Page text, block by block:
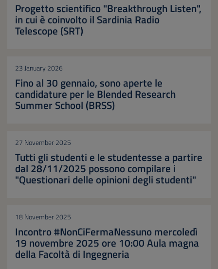
Progetto scientifico "Breakthrough Listen",
in cui è coinvolto il Sardinia Radio
Telescope (SRT)
23 January 2026
Fino al 30 gennaio, sono aperte le
candidature per le Blended Research
Summer School (BRSS)
27 November 2025
Tutti gli studenti e le studentesse a partire
dal 28/11/2025 possono compilare i
"Questionari delle opinioni degli studenti"
18 November 2025
Incontro #NonCiFermaNessuno mercoledì
19 novembre 2025 ore 10:00 Aula magna
della Facoltà di Ingegneria